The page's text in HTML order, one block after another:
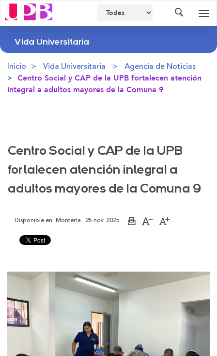
Vida Universitaria
Inicio Vida Universitaria Agencia de Noticias
Centro Social y CAP de la UPB fortalecen atención
integral a adultos mayores de la Comuna 9
Centro Social y CAP de la UPB
fortalecen atención integral a
adultos mayores de la Comuna 9
Disponible en: Montería 25 nov. 2025
ImprimirAumentarDisminuir